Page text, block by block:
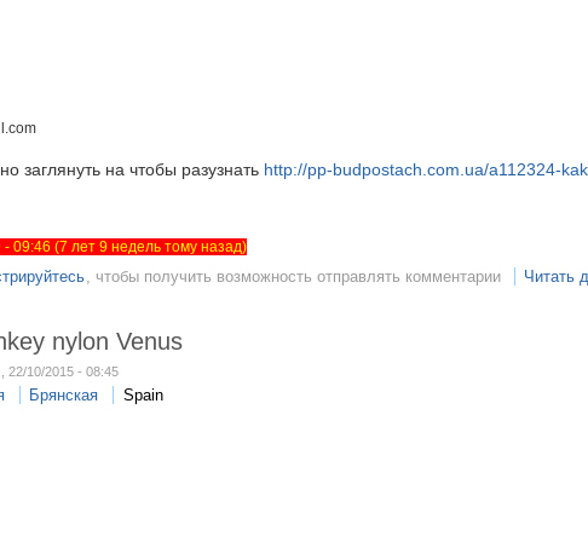
заглянуть на чтобы разузнать http://pp-budpostach.com.ua/a112324-
- 09:46 (7 лет 9 недель тому назад)
, чтобы получить возможность отправлять комментарии Читать
nylon Venus
22/10/2015 - 08:45
Брянская Spain